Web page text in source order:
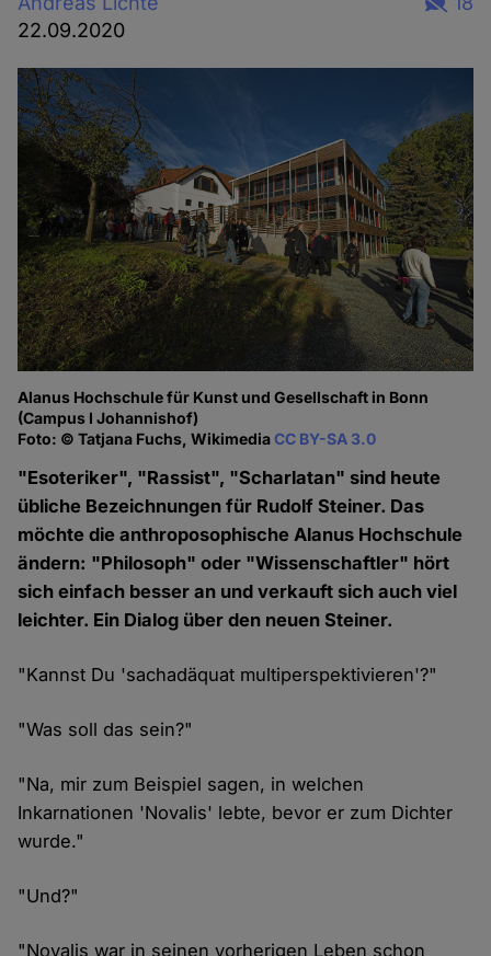
22.09.2020
Alanus Hochschule für Kunst und Gesellschaft in Bonn
(Campus I Johannishof)
Foto: © Tatjana Fuchs, WikimediaCC BY-SA 3.0
"Esoteriker", "Rassist", "Scharlatan" sind heute
übliche Bezeichnungen für Rudolf Steiner. Das
möchte die anthroposophische Alanus Hochschule
ändern: "Philosoph" oder "Wissenschaftler" hört
sich einfach besser an und verkauft sich auch viel
leichter. Ein Dialog über den neuen Steiner.
"Kannst Du 'sachadäquat multiperspektivieren'?"
"Was soll das sein?"
"Na, mir zum Beispiel sagen, in welchen
Inkarnationen 'Novalis' lebte, bevor er zum Dichter
wurde."
"Und?"
"Novalis war in seinen vorherigen Leben schon